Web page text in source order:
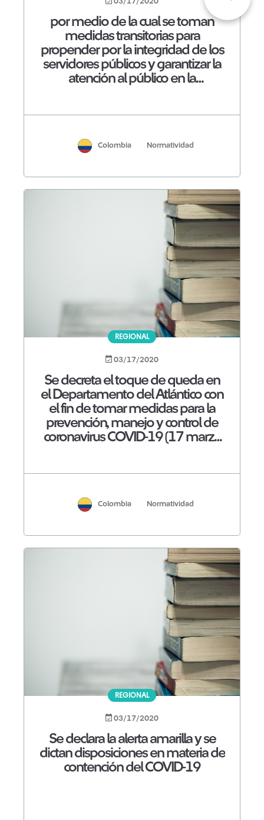
por medio de la cual se toman
medidas transitorias para
propender por la integridad de los
servidores públicos y garantizar la
atención al público en la
Colombia Normatividad
REGIONAL
03/17/2020
Se decreta el toque de queda en
el Departamento del Atlántico con
el fin de tomar medidas para la
prevención, manejo y control de
coronavirus COVID-19 (17 marzo
Colombia Normatividad
REGIONAL
03/17/2020
Se declara la alerta amarilla y se
dictan disposiciones en materia de
contención del COVID-19